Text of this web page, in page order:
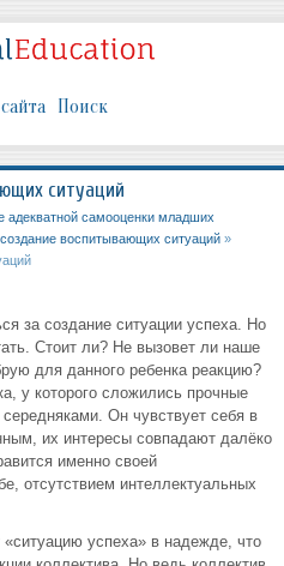
Поиск
ситуаций
адекватной самооценки младших
воспитывающих ситуаций »
за создание ситуации успеха. Но
Стоит ли? Не вызовет ли наше
для данного ребенка реакцию?
у которого сложились прочные
Он чувствует себя в
их интересы совпадают далёко
именно своей
отсутствием интеллектуальных
успеха» в надежде, что